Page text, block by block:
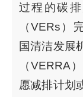
过程的碳
（VERs）
国清洁发展
（VERRA
愿减排计划